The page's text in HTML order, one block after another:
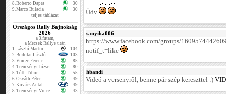
8.Roberto Dapra
30
9.Marco Bulacia 30
teljes táblázat
Országos Rally Bajnokság
2026
a 3.futam,
a Mecsek Rallye után
1.László Martin
104
2.Bodolai László
103
3.Vincze Ferenc
85
4.Trencsényi József
80
5.Tóth Tibor
55
6.Osváth Péter
49
7.Kovács Antal
49
8.Trencsényi Vince
43
Üdv
sanyika006
https://www.facebook.com/groups/
notif_t=like
hbandi
Videó a versenyről, benne pár szép kereszttel :)